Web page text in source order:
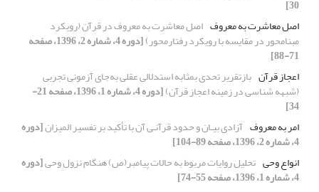
30]
اصل معاشرت به معروف اصل معاشرت به معروف در قرآن (رویکرد
مبنامحور در مقایسه با رویکرد رفتارمحور) [دوره 4، شماره 2، 1396، صفحه
71-88]
اعجاز قرآن بازتقریر تحدی بمثابه استدلالی عقلی به‌جای آزمونی تجربی
(شبهه شناسی در زمینه اعجاز قرآن) [دوره 4، شماره 1، 1396، صفحه 21-
34]
امر به معروف آزادی بیـان و حدود قرآنـی آن با تأکید بر تفسیر المیزان[دوره
4، شماره 2، 1396، صفحه 89-104]
انواع وحی تحلیل روایات مربوط به حالات پیامبر(ص) هنگام نزول وحی[دوره
4، شماره 1، 1396، صفحه 55-74]